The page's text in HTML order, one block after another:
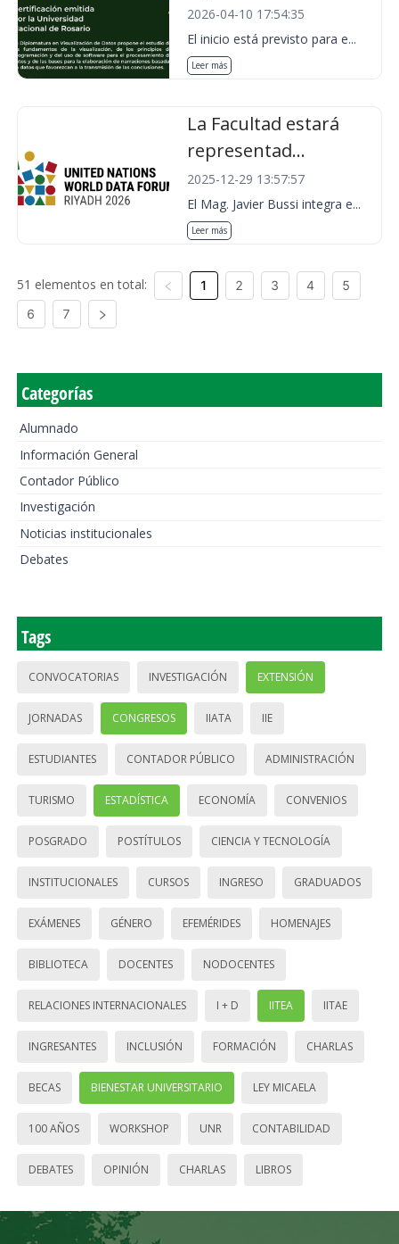
2026-04-10 17:54:35
El inicio está previsto para e...
Leer más
La Facultad estará
representad...
2025-12-29 13:57:57
El Mag. Javier Bussi integra e...
Leer más
51 elementos en total: 1 2 3 4
5
6
7
Categorías
Alumnado
Información General
Contador Público
Investigación
Noticias institucionales
Debates
Tags
CONVOCATORIAS INVESTIGACIÓN EXTENSIÓN
JORNADAS CONGRESOS IIATA IIE
ESTUDIANTES CONTADOR PÚBLICO ADMINISTRACIÓN
TURISMO ESTADÍSTICA ECONOMÍA CONVENIOS
POSGRADO POSTÍTULOS CIENCIA Y TECNOLOGÍA
INSTITUCIONALES CURSOS INGRESO GRADUADOS
EXÁMENES GÉNERO EFEMÉRIDES HOMENAJES
BIBLIOTECA DOCENTES NODOCENTES
RELACIONES INTERNACIONALES I + D IITEA IITAE
INGRESANTES INCLUSIÓN FORMACIÓN CHARLAS
BECAS BIENESTAR UNIVERSITARIO LEY MICAELA
100 AÑOS WORKSHOP UNR CONTABILIDAD
DEBATES OPINIÓN CHARLAS LIBROS